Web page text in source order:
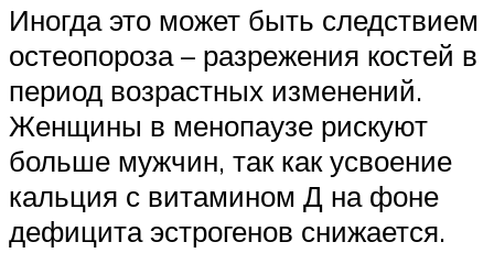
Иногда это может быть следствием
остеопороза – разрежения костей в
период возрастных изменений.
Женщины в менопаузе рискуют
больше мужчин, так как усвоение
кальция с витамином Д на фоне
дефицита эстрогенов снижается.